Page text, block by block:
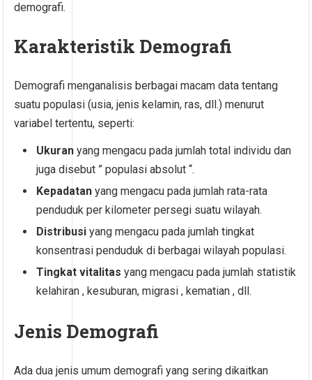
demografi.
Karakteristik Demografi
Demografi menganalisis berbagai macam data tentang
suatu populasi (usia, jenis kelamin, ras, dll.) menurut
variabel tertentu, seperti:
Ukuran yang mengacu pada jumlah total individu dan
juga disebut ” populasi absolut “.
Kepadatan yang mengacu pada jumlah rata-rata
penduduk per kilometer persegi suatu wilayah.
Distribusi yang mengacu pada jumlah tingkat
konsentrasi penduduk di berbagai wilayah populasi.
Tingkat vitalitas yang mengacu pada jumlah statistik
kelahiran , kesuburan, migrasi , kematian , dll.
Jenis Demografi
Ada dua jenis umum demografi yang sering dikaitkan